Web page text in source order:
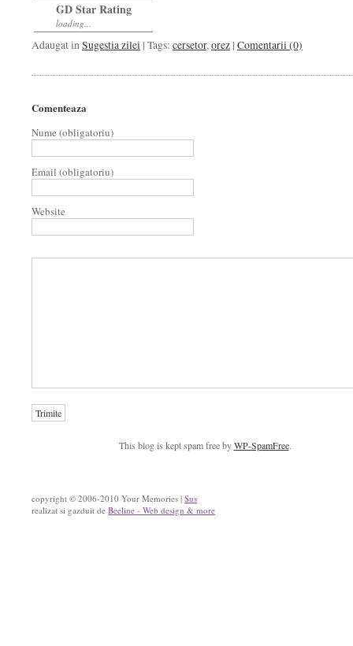
GD Star Rating
loading...
Adaugat inSugestia zilei | Tags: cersetor,orez | Comentarii (0)
Comenteaza
Nume (obligatoriu)
Email (obligatoriu)
Website
This blog is kept spam free byWP-SpamFree.
copyright © 2006-2010 Your Memories | Sus
realizat si gazduit de Beeline - Web design & more